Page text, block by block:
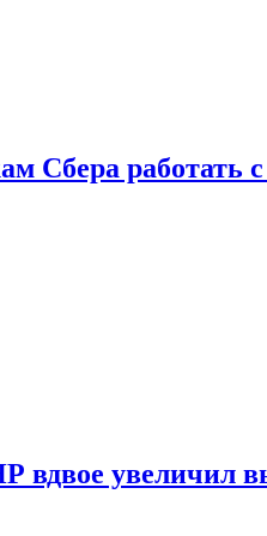
Сбера работать
вдвое увеличил